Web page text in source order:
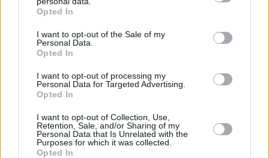
grant or deny consent to Google and its third-party tags to
use your data for below specified purposes in below Google
consent section.
Opted In
I want to opt-out of the Sale of my
Personal Data.
Opted In
I want to opt-out of processing my
Personal Data for Targeted Advertising.
Opted In
I want to opt-out of Collection, Use,
Retention, Sale, and/or Sharing of my
Personal Data that Is Unrelated with the
Purposes for which it was collected.
Opted In
ΔΕΙΤΕ ΟΛΕΣ ΤΙΣ ΕΙΔΗΣΕΙΣ
ΤΑ ΠΙΟ ΔΗΜΟΦΙΛΗ